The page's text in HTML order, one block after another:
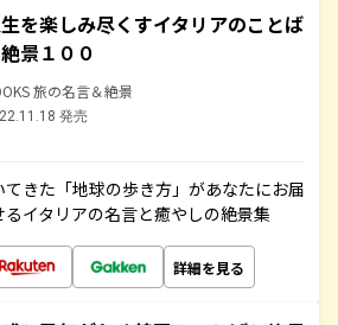
を楽しみ尽くすイタリアのことば
景１００
旅の名言＆絶景
発売
きた「地球の歩き方」があなたにお届
イタリアの名言と癒やしの絶景集
詳細を見る